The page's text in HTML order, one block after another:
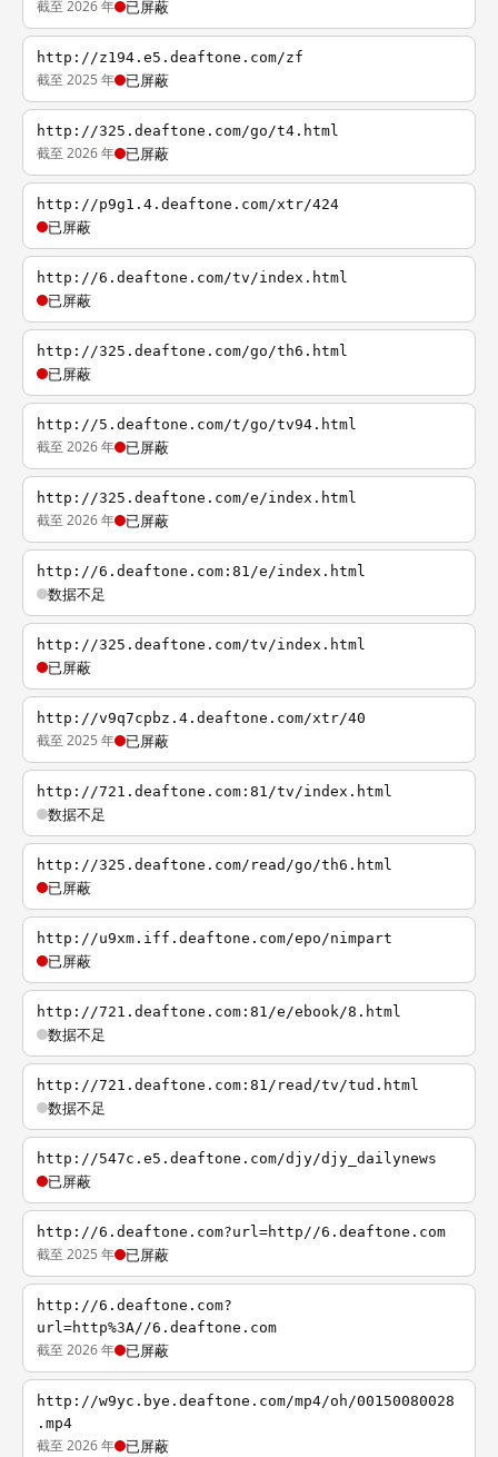
截至 2026 年 已屏蔽
http://z194.e5.deaftone.com/zf
截至 2025 年 已屏蔽
http://325.deaftone.com/go/t4.html
截至 2026 年 已屏蔽
http://p9g1.4.deaftone.com/xtr/424
已屏蔽
http://6.deaftone.com/tv/index.html
已屏蔽
http://325.deaftone.com/go/th6.html
已屏蔽
http://5.deaftone.com/t/go/tv94.html
截至 2026 年 已屏蔽
http://325.deaftone.com/e/index.html
截至 2026 年 已屏蔽
http://6.deaftone.com:81/e/index.html
数据不足
http://325.deaftone.com/tv/index.html
已屏蔽
http://v9q7cpbz.4.deaftone.com/xtr/40
截至 2025 年 已屏蔽
http://721.deaftone.com:81/tv/index.html
数据不足
http://325.deaftone.com/read/go/th6.html
已屏蔽
http://u9xm.iff.deaftone.com/epo/nimpart
已屏蔽
http://721.deaftone.com:81/e/ebook/8.html
数据不足
http://721.deaftone.com:81/read/tv/tud.html
数据不足
http://547c.e5.deaftone.com/djy/djy_dailynews
已屏蔽
http://6.deaftone.com?url=http//6.deaftone.com
截至 2025 年 已屏蔽
http://6.deaftone.com?
url=http%3A//6.deaftone.com
截至 2026 年 已屏蔽
http://w9yc.bye.deaftone.com/mp4/oh/00150080028
.mp4
截至 2026 年 已屏蔽